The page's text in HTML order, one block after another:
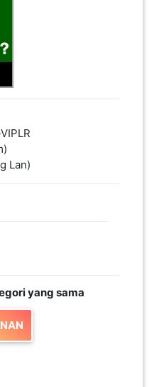
Lan)
yang sama